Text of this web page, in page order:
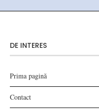
DE INTERES
Prima pagină
Contact